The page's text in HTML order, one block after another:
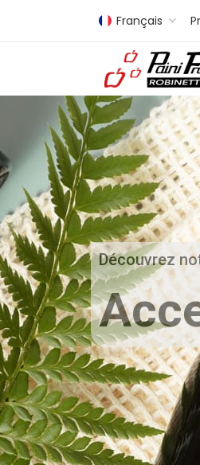
Français
Découvrez